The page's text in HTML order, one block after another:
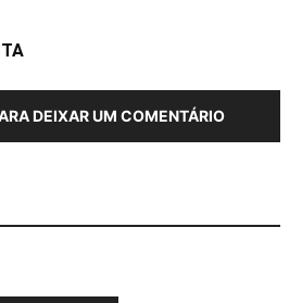
DEIXAR UM COMENTÁRIO